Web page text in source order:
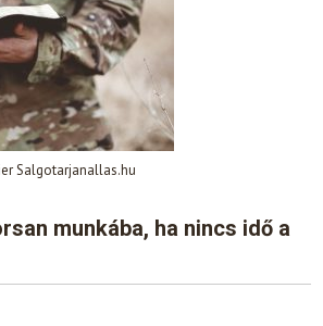
Salgotarjanallas.hu
munkába, ha nincs idő a